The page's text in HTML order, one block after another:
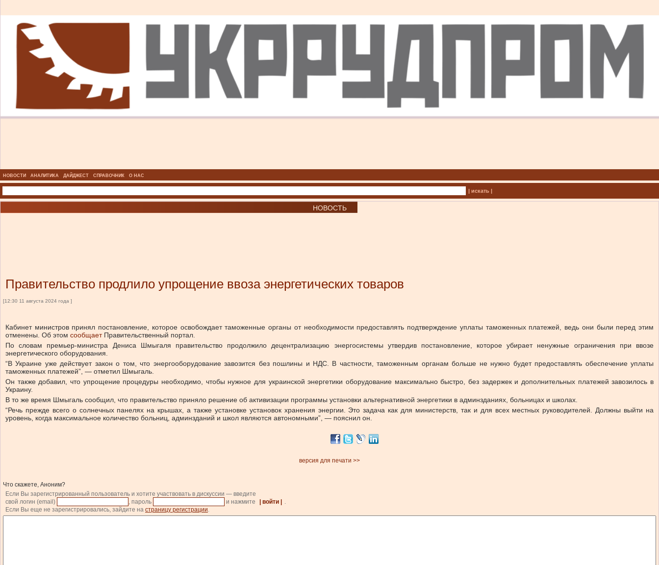
НОВОСТИ АНАЛИТИКА ДАЙДЖЕСТ СПРАВОЧНИК О НАС
| искать |
НОВОСТЬ
Правительство продлило упрощение ввоза энергетических товаров
[12:30 11 августа 2024 года ]
Кабинет министров принял постановление, которое освобождает таможенные органы от необходимости предоставлять подтверждение уплаты таможенных платежей, ведь они были перед этим
отменены. Об этом сообщаетПравительственный портал.
По словам премьер-министра Дениса Шмыгаля правительство продолжило децентрализацию энергосистемы утвердив постановление, которое убирает ненужные ограничения при ввозе
энергетического оборудования.
“В Украине уже действует закон о том, что энергооборудование завозится без пошлины и НДС. В частности, таможенным органам больше не нужно будет предоставлять обеспечение уплаты
таможенных платежей”, — отметил Шмыгаль.
Он также добавил, что упрощение процедуры необходимо, чтобы нужное для украинской энергетики оборудование максимально быстро, без задержек и дополнительных платежей завозилось в
Украину.
В то же время Шмыгаль сообщил, что правительство приняло решение об активизации программы установки альтернативной энергетики в админзданиях, больницах и школах.
“Речь прежде всего о солнечных панелях на крышах, а также установке установок хранения энергии. Это задача как для министерств, так и для всех местных руководителей. Должны выйти на
уровень, когда максимальное количество больниц, админзданий и школ являются автономными”, — пояснил он.
версия для печати >>
Что скажете, Аноним?
Если Вы зарегистрированный пользователь и хотите участвовать в дискуссии — введите
свой логин (email)
, пароль и нажмите | войти |
.
Если Вы еще не зарегистрировались, зайдите на страницу регистрации.